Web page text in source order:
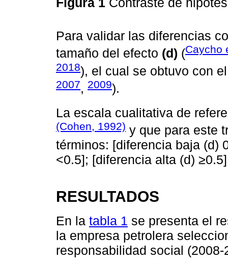
Para validar las diferencias
tamaño del efecto (d) (Caycho
2018), el cual se obtuvo con
2007, 2009).
La escala cualitativa de
(Cohen, 1992) y que para este
términos: [diferencia baja (d)
<0.5]; [diferencia alta (d)
RESULTADOS
En la tabla 1 se presenta el
la empresa petrolera
responsabilidad social